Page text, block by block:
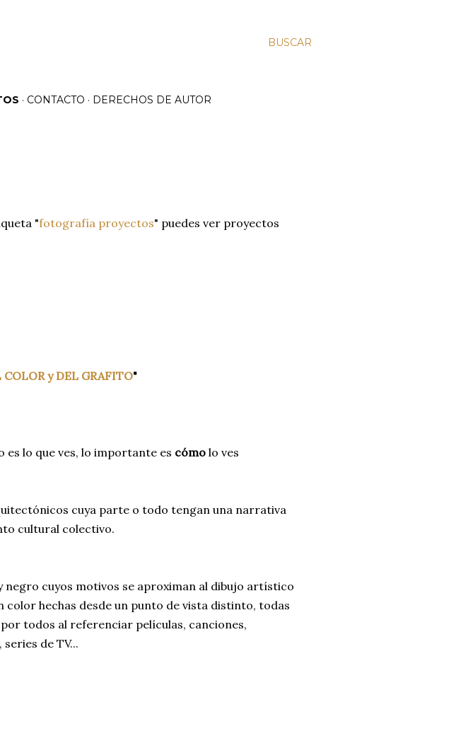
BUSCAR
CONTACTO DERECHOS DE AUTOR
"fotografía proyectos" puedes ver proyectos
y DEL GRAFITO"
lo que ves, lo importante es cómo lo ves
cuya parte o todo tengan una narrativa
cultural colectivo.
negro cuyos motivos se aproximan al dibujo artístico
hechas desde un punto de vista distinto, todas
todos al referenciar películas, canciones,
de TV...